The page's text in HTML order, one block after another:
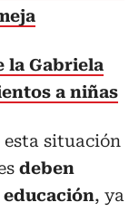
la Gabriela
a niñas
esta situación
deben
, ya